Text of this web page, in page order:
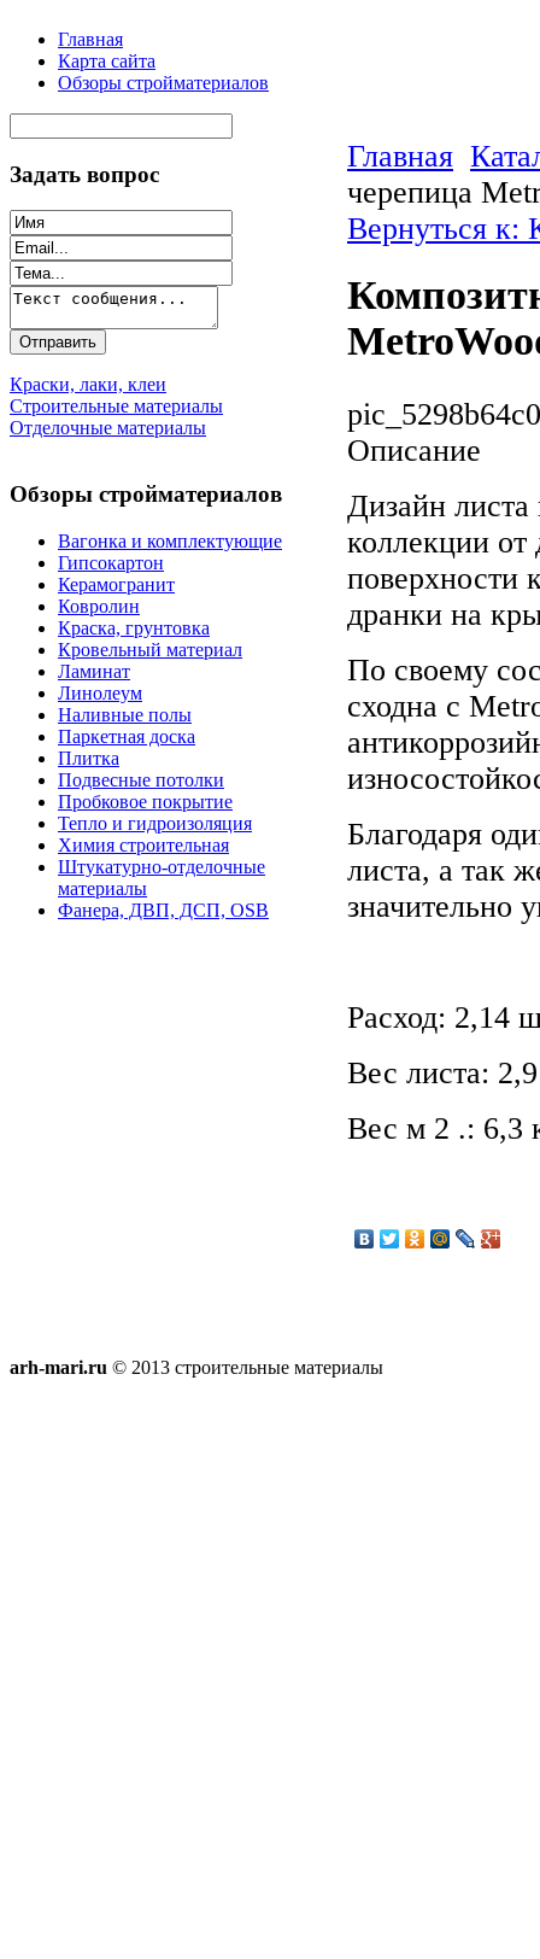
Главная
Карта сайта
Обзоры стройматериалов
Задать вопрос
Краски, лаки, клеи
Строительные материалы
Отделочные материалы
Обзоры стройматериалов
Вагонка и комплектующие
Гипсокартон
Керамогранит
Ковролин
Краска, грунтовка
Кровельный материал
Ламинат
Линолеум
Наливные полы
Паркетная доска
Плитка
Подвесные потолки
Пробковое покрытие
Тепло и гидроизоляция
Химия строительная
Штукатурно-отделочные
материалы
Фанера, ДВП, ДСП, OSB
Главная
черепица
Вернуться к:
Описание
Дизайн листа
коллекции от
поверхности
дранки на
По своему
сходна с
Благодаря
листа, а так
значительно
Расход: 2,14
Вес листа:
Вес м 2 .: 6,3
arh-mari.ru © 2013 строительные материалы